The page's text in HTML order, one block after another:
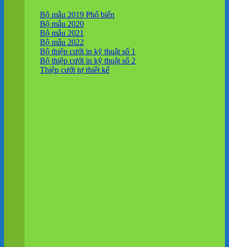
Bộ mẫu 2019
Bộ mẫu 2020
Bộ mẫu 2021
Bộ mẫu 2022
Bộ thiệp cưới in kỹ thuật số 1
Bộ thiệp cưới in kỹ thuật số 2
Thiệp cưới tự thiết kế